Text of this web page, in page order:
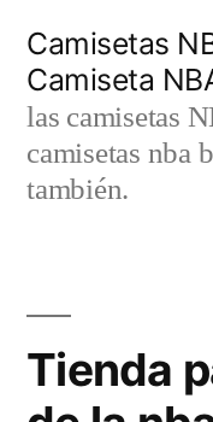
contenido
Camisetas
Camiseta
las camisetas
camisetas nba
también.
Tienda